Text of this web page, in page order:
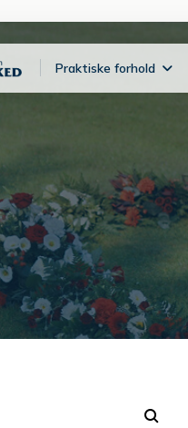
Praktiske forhold